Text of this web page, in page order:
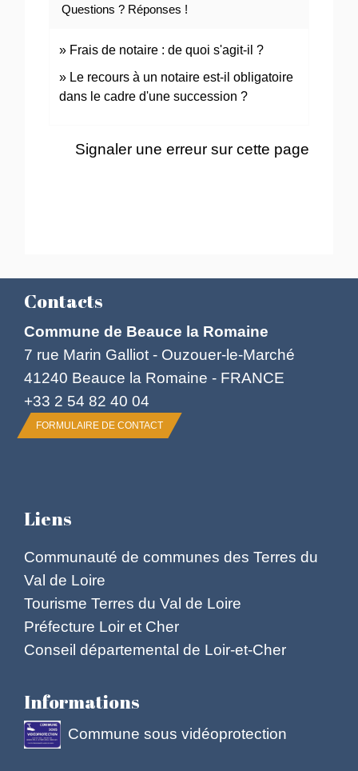
Questions ? Réponses !
Frais de notaire : de quoi s'agit-il ?
Le recours à un notaire est-il obligatoire
dans le cadre d'une succession ?
Signaler une erreur sur cette page
Contacts
Commune de Beauce la Romaine
7 rue Marin Galliot - Ouzouer-le-Marché
41240 Beauce la Romaine - FRANCE
+33 2 54 82 40 04
FORMULAIRE DE CONTACT
Liens
Communauté de communes des Terres du
Val de Loire
Tourisme Terres du Val de Loire
Préfecture Loir et Cher
Conseil départemental de Loir-et-Cher
Informations
Commune sous vidéoprotection